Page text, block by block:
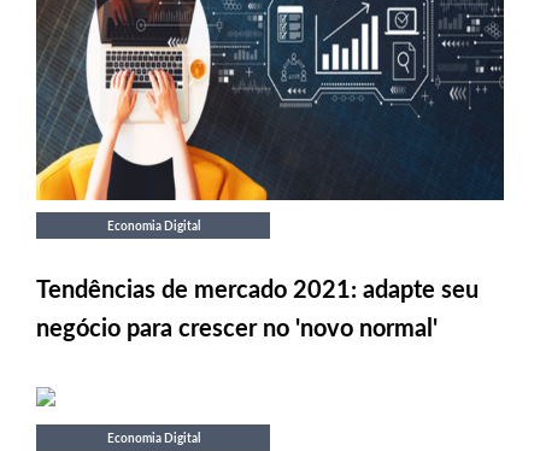
Economia Digital
Tendências de mercado 2021: adapte seu
negócio para crescer no 'novo normal'
Economia Digital